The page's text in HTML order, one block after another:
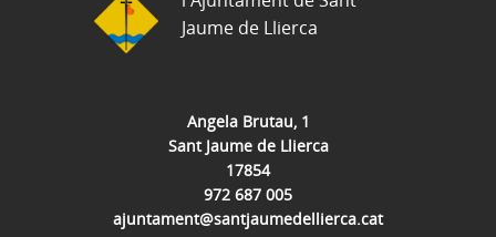
Angela Brutau, 1
Sant Jaume de Llierca
17854
972 687 005
ajuntament@santjaumedellierca.cat
Jaume de Llierca